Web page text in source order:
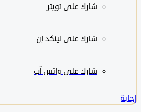
شارك على تويتر
شارك على لينكد إن
شارك على واتس آب